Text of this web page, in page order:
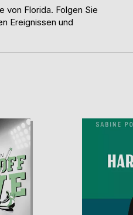
von Florida. Folgen Sie
Ereignissen und